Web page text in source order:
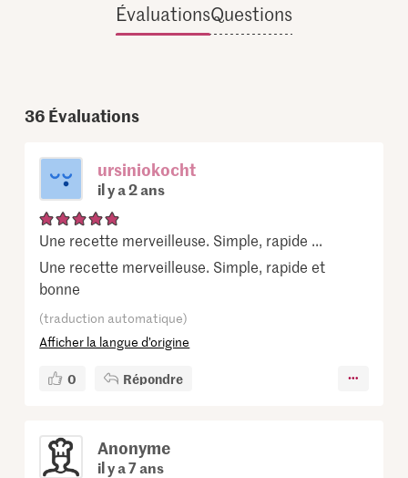
ÉvaluationsQuestions
36 Évaluations
ursiniokocht
il y a 2 ans
Une recette merveilleuse. Simple, rapide ...
Une recette merveilleuse. Simple, rapide et
bonne
(traduction automatique)
Afficher la langue d’origine
0 Répondre
Anonyme
il y a 7 ans